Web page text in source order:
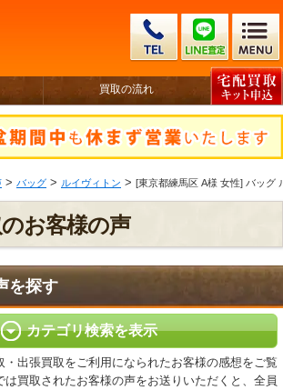
買取の流れ
> バッグ > ルイヴィトン > [東京都練馬区 A様 女性] バッグ
お客様の声
を探す
カテゴリ検索を表示
・出張買取をご利用になられたお客様の感想をご覧
は買取されたお客様の声をお送りいただくと、全員